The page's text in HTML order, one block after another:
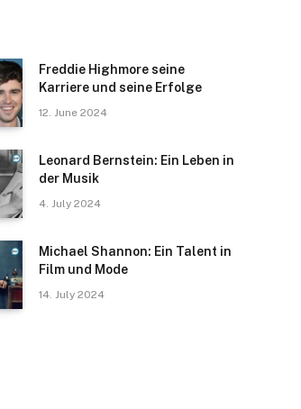
Freddie Highmore seine
Karriere und seine Erfolge
12. June 2024
Leonard Bernstein: Ein Leben in
der Musik
4. July 2024
Michael Shannon: Ein Talent in
Film und Mode
14. July 2024